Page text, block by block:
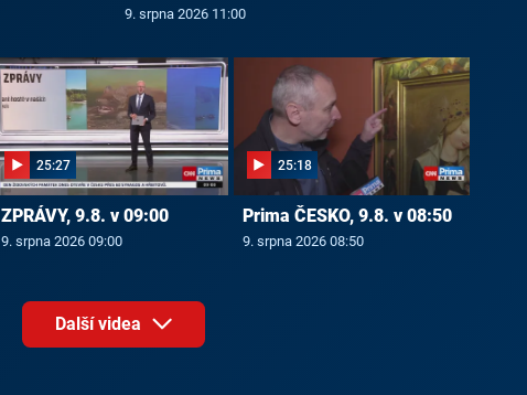
9. srpna 2026 11:00
25:27
ZPRÁVY, 9.8. v 09:00
9. srpna 2026 09:00
25:18
Prima ČESKO, 9.8. v 08:50
9. srpna 2026 08:50
Další videa